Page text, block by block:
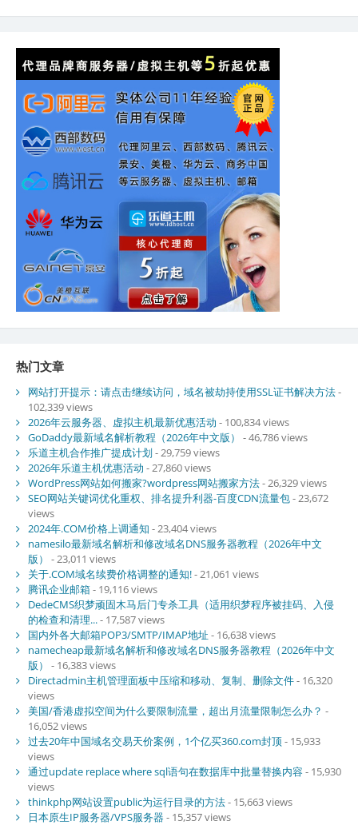
热门文章
网站打开提示：请点击继续访问，域名被劫持使用SSL证书解决方法-
102,339 views
2026年云服务器、虚拟主机最新优惠活动 - 100,834 views
GoDaddy最新域名解析教程（2026年中文版）
- 46,786 views
乐道主机合作推广提成计划- 29,759 views
2026年乐道主机优惠活动 - 27,860 views
WordPress网站如何搬家?wordpress网站搬家方法- 26,329 views
SEO网站关键词优化重权、排名提升利器-百度CDN流量包- 23,672
views
2024年.COM价格上调通知 - 23,404 views
namesilo最新域名解析和修改域名DNS服务器教程（2026年中文
版）
- 23,011 views
关于.COM域名续费价格调整的通知!- 21,061 views
腾讯企业邮箱- 19,116 views
DedeCMS织梦顽固木马后门专杀工具（适用织梦程序被挂码、入侵
的检查和清理...- 17,587 views
国内外各大邮箱POP3/SMTP/IMAP地址 - 16,638 views
namecheap最新域名解析和修改域名DNS服务器教程（2026年中文
版）
- 16,383 views
Directadmin主机管理面板中压缩和移动、复制、删除文件- 16,320
views
美国/香港虚拟空间为什么要限制流量，超出月流量限制怎么办？ -
16,052 views
过去20年中国域名交易天价案例，1个亿买360.com封顶- 15,933
views
通过update replace where sql语句在数据库中批量替换内容- 15,930
views
thinkphp网站设置public为运行目录的方法- 15,663 views
日本原生IP服务器/VPS服务器 - 15,357 views